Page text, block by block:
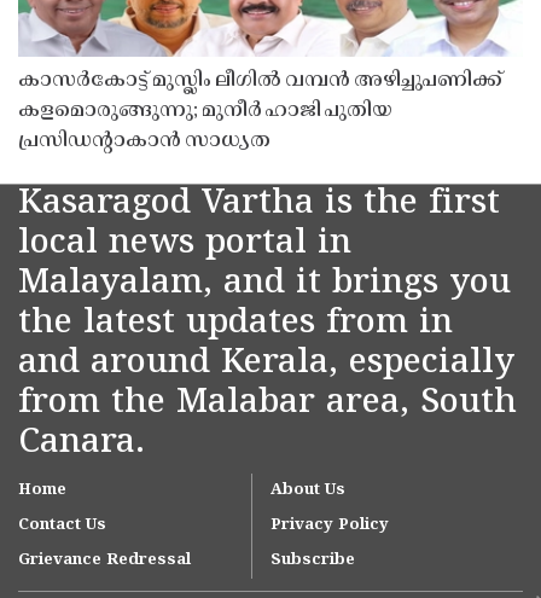
കാസർകോട്ട് മുസ്ലിം ലീഗിൽ വമ്പൻ അഴിച്ചുപണിക്ക്
കളമൊരുങ്ങുന്നു; മുനീർ ഹാജി പുതിയ
പ്രസിഡൻ്റാകാൻ സാധ്യത
Kasaragod Vartha is the first
local news portal in
Malayalam, and it brings you
the latest updates from in
and around Kerala, especially
from the Malabar area, South
Canara.
Home
About Us
Contact Us
Privacy Policy
Grievance Redressal
Subscribe